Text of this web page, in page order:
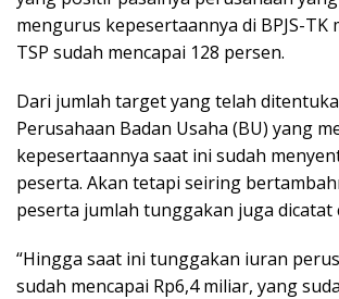
mengurus kepesertaannya di BPJS-TK
TSP sudah mencapai 128 persen.
Dari jumlah target yang telah
Perusahaan Badan Usaha (BU) yang
kepesertaannya saat ini sudah
peserta. Akan tetapi seiring
peserta jumlah tunggakan juga dicatat
“Hingga saat ini tunggakan iuran
sudah mencapai Rp6,4 miliar, yang